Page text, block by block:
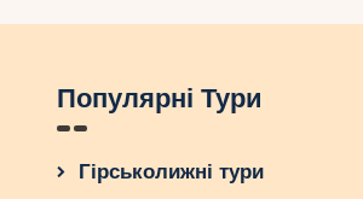
Популярні Тури
Гірськолижні тури